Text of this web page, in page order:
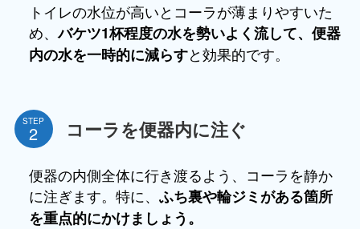
トイレの水位が高いとコーラが薄まりやすいた
め、バケツ1杯程度の水を勢いよく流して、便器
内の水を一時的に減らすと効果的です。
STEP コーラを便器内に注ぐ
便器の内側全体に行き渡るよう、コーラを静か
に注ぎます。特に、 ふち裏や輪ジミがある箇所
を重点的にかけましょう。